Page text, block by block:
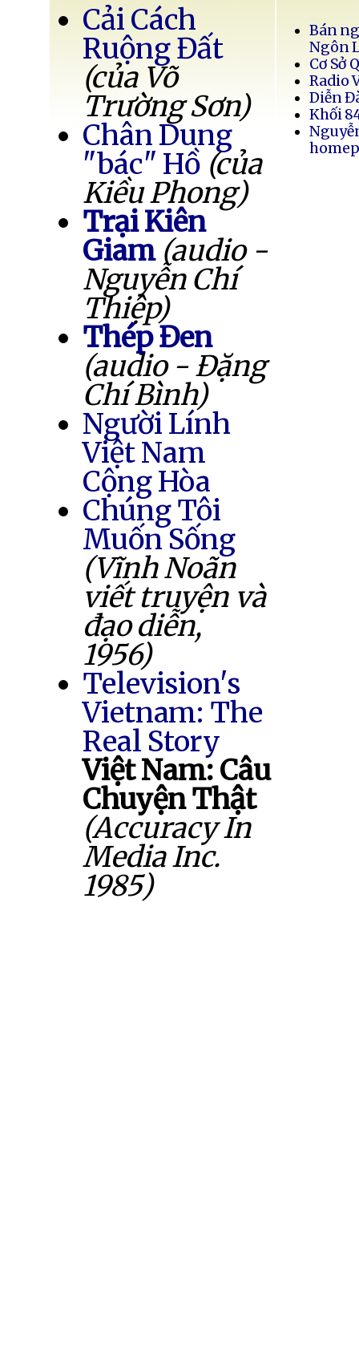
Cải Cách
Ruộng Đất
(của Võ
Trường Sơn)
Chân Dung
"bác" Hồ (của
Kiều Phong)
Trại Kiên
Giam (audio -
Nguyễn Chí
Thiệp)
Thép Đen
(audio - Đặng
Chí Bình)
Người Lính
Việt Nam
Cộng Hòa
Chúng Tôi
Muốn Sống
(Vĩnh Noãn
viết truyện và
đạo diễn,
1956)
Television's
Vietnam: The
Real Story
Việt Nam: Câu
Chuyện Thật
(Accuracy In
Media Inc.
1985)
Bán
Ngôn
Cơ Sở
Radio
Diễn
Khối